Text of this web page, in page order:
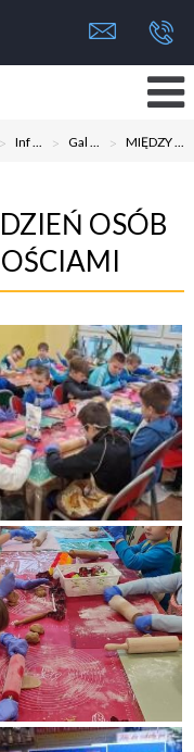
> Inf ... > Gal ... > MIĘDZY ...
OSÓB